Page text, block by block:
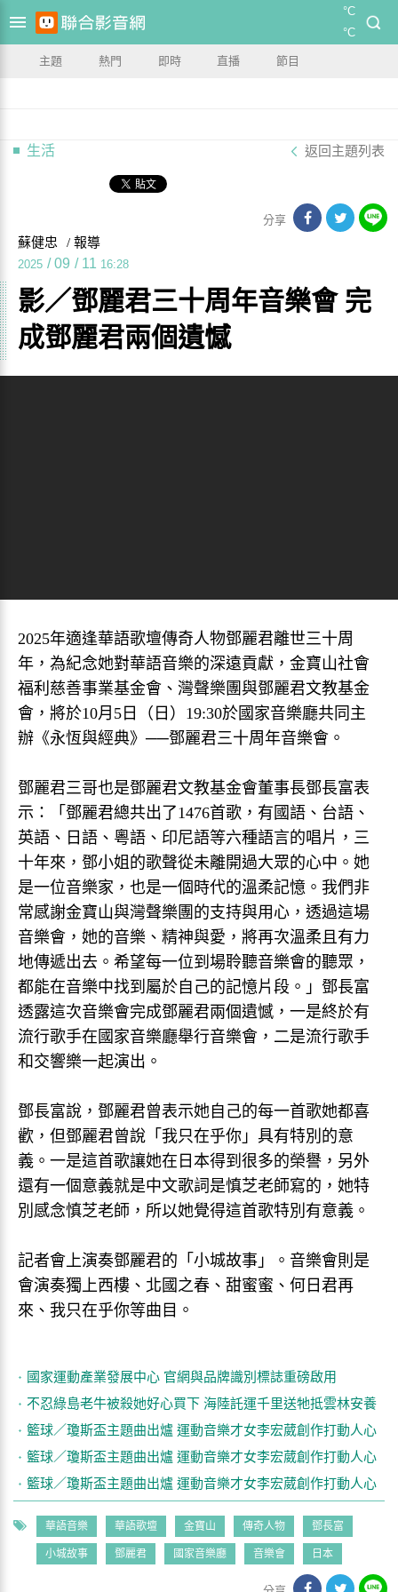
°C
°C
主題 熱門 即時 直播 節目
生活 返回主題列表
分享
蘇健忠 / 報導
2025 / 09 / 11 16:28
影／鄧麗君三十周年音樂會 完
成鄧麗君兩個遺憾
2025年適逢華語歌壇傳奇人物鄧麗君離世三十周
年，為紀念她對華語音樂的深遠貢獻，金寶山社會
福利慈善事業基金會、灣聲樂團與鄧麗君文教基金
會，將於10月5日（日）19:30於國家音樂廳共同主
辦《永恆與經典》──鄧麗君三十周年音樂會。
鄧麗君三哥也是鄧麗君文教基金會董事長鄧長富表
示：「鄧麗君總共出了1476首歌，有國語、台語、
英語、日語、粵語、印尼語等六種語言的唱片，三
十年來，鄧小姐的歌聲從未離開過大眾的心中。她
是一位音樂家，也是一個時代的溫柔記憶。我們非
常感謝金寶山與灣聲樂團的支持與用心，透過這場
音樂會，她的音樂、精神與愛，將再次溫柔且有力
地傳遞出去。希望每一位到場聆聽音樂會的聽眾，
都能在音樂中找到屬於自己的記憶片段。」鄧長富
透露這次音樂會完成鄧麗君兩個遺憾，一是終於有
流行歌手在國家音樂廳舉行音樂會，二是流行歌手
和交響樂一起演出。
鄧長富說，鄧麗君曾表示她自己的每一首歌她都喜
歡，但鄧麗君曾說「我只在乎你」具有特別的意
義。一是這首歌讓她在日本得到很多的榮譽，另外
還有一個意義就是中文歌詞是慎芝老師寫的，她特
別感念慎芝老師，所以她覺得這首歌特別有意義。
記者會上演奏鄧麗君的「小城故事」。音樂會則是
會演奏獨上西樓、北國之春、甜蜜蜜、何日君再
來、我只在乎你等曲目。
國家運動產業發展中心 官網與品牌識別標誌重磅啟用
不忍綠島老牛被殺她好心買下 海陸託運千里送牠抵雲林安養
籃球／瓊斯盃主題曲出爐 運動音樂才女李宏葳創作打動人心
籃球／瓊斯盃主題曲出爐 運動音樂才女李宏葳創作打動人心
籃球／瓊斯盃主題曲出爐 運動音樂才女李宏葳創作打動人心
華語音樂 華語歌壇 金寶山 傳奇人物 鄧長富
小城故事 鄧麗君 國家音樂廳 音樂會 日本